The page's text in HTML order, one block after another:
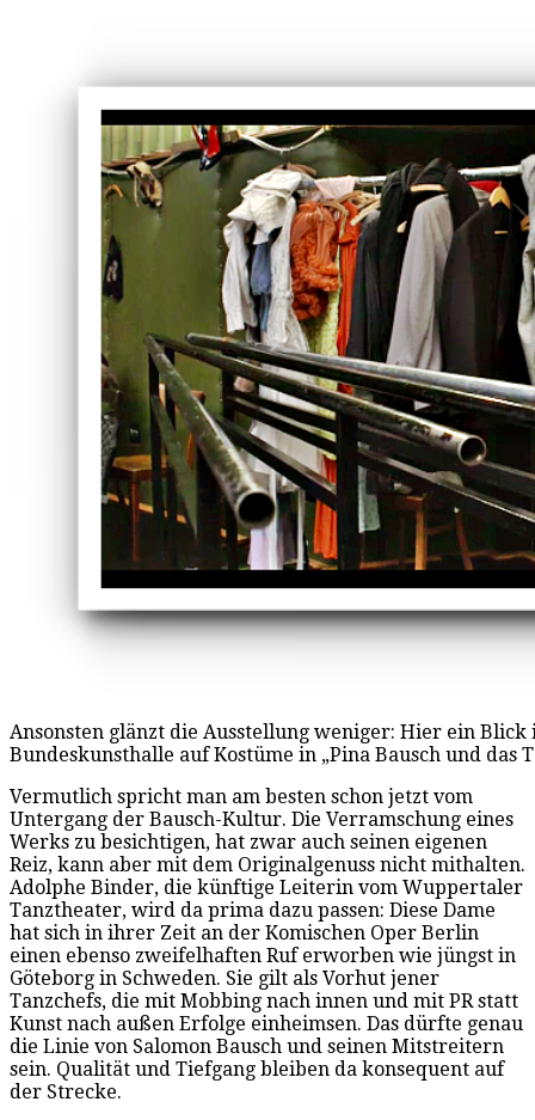
Ansonsten glänzt die Ausstellung weniger: Hier ein
Bundeskunsthalle auf Kostüme in „Pina Bausch und das
Vermutlich spricht man am besten schon jetzt vom
Untergang der Bausch-Kultur. Die Verramschung eines
Werks zu besichtigen, hat zwar auch seinen eigenen
Reiz, kann aber mit dem Originalgenuss nicht mithalten.
Adolphe Binder, die künftige Leiterin vom Wuppertaler
Tanztheater, wird da prima dazu passen: Diese Dame
hat sich in ihrer Zeit an der Komischen Oper Berlin
einen ebenso zweifelhaften Ruf erworben wie jüngst in
Göteborg in Schweden. Sie gilt als Vorhut jener
Tanzchefs, die mit Mobbing nach innen und mit PR statt
Kunst nach außen Erfolge einheimsen. Das dürfte genau
die Linie von Salomon Bausch und seinen Mitstreitern
sein. Qualität und Tiefgang bleiben da konsequent auf
der Strecke.